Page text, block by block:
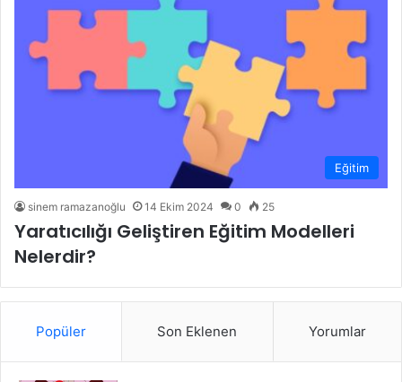
Eğitim
sinem ramazanoğlu 14 Ekim 2024 0 25
Yaratıcılığı Geliştiren Eğitim Modelleri
Nelerdir?
Popüler Son Eklenen Yorumlar